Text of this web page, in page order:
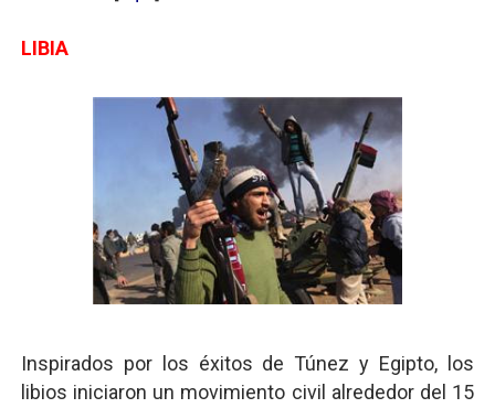
LIBIA
Inspirados por los éxitos de Túnez y Egipto, los
libios iniciaron un movimiento civil alrededor del 15